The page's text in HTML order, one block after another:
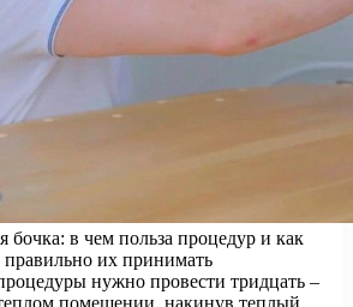
нужно провести тридцать –
помещении, накинув теплый